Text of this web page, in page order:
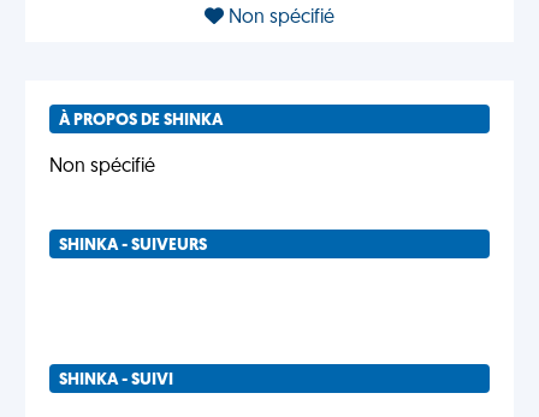
Non spécifié
À PROPOS DE SHINKA
Non spécifié
SHINKA - SUIVEURS
SHINKA - SUIVI